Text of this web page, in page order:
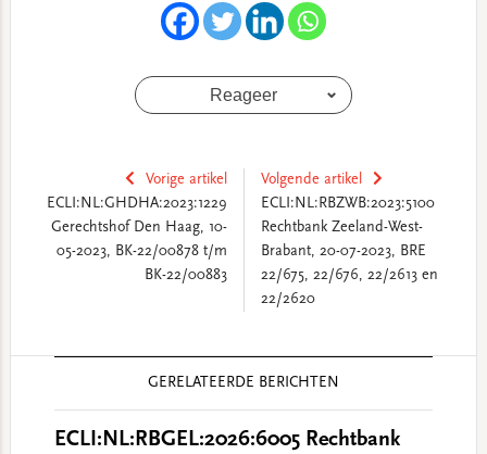
Reageer
Vorige artikel
ECLI:NL:GHDHA:2023:1229
Gerechtshof Den Haag, 10-
05-2023, BK-22/00878 t/m
BK-22/00883
Volgende artikel
ECLI:NL:RBZWB:2023:5100
Rechtbank Zeeland-West-
Brabant, 20-07-2023, BRE
22/675, 22/676, 22/2613 en
22/2620
GERELATEERDE BERICHTEN
ECLI:NL:RBGEL:2026:6005 Rechtbank